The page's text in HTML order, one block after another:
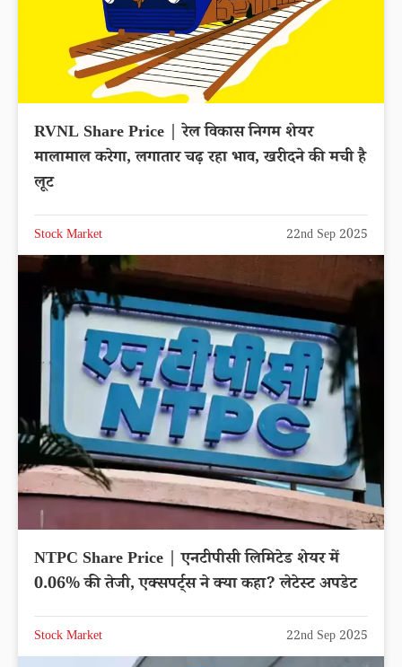
RVNL Share Price | रेल विकास निगम शेयर
मालामाल करेगा, लगातार चढ़ रहा भाव, खरीदने की मची है
लूट
Stock Market 22nd Sep 2025
NTPC Share Price | एनटीपीसी लिमिटेड शेयर में
0.06% की तेजी, एक्सपर्ट्स ने क्या कहा? लेटेस्ट अपडेट
Stock Market 22nd Sep 2025